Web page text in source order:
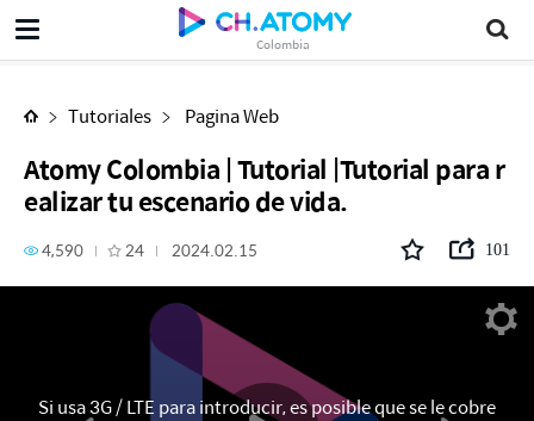
Colombia
Tutoriales Pagina Web
Atomy Colombia | Tutorial |Tutorial para r
ealizar tu escenario de vida.
4,590 24 2024.02.15 101
Si usa 3G / LTE para introducir, es posible que se le cobre